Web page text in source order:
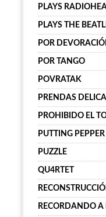
PLAYS
PLAYS THE
POR
POR TANGO
POVRATAK
PRENDAS
PROHIBIDO EL
PUTTING PEPPER
PUZZLE
QU4RTET
RECORDANDO